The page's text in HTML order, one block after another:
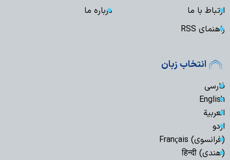
ارتباط با ما
درباره ما
راهنمای RSS
انتخاب زبان
فارسی
English
العربیة
اردو
(فرانسوی) Français
(هندی) हिन्दी